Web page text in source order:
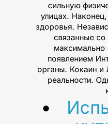
сильную
улицах.
здоровья.
связанные
максимально
появлением
органы. Кокаин и
реальности.